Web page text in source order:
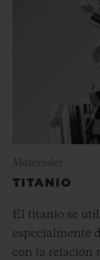
Materiales
TITANIO
El titanio se
especialmente
con la relación